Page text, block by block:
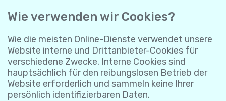
Wie verwenden wir Cookies?
Wie die meisten Online-Dienste verwendet unsere
Website interne und Drittanbieter-Cookies für
verschiedene Zwecke. Interne Cookies sind
hauptsächlich für den reibungslosen Betrieb der
Website erforderlich und sammeln keine Ihrer
persönlich identifizierbaren Daten.